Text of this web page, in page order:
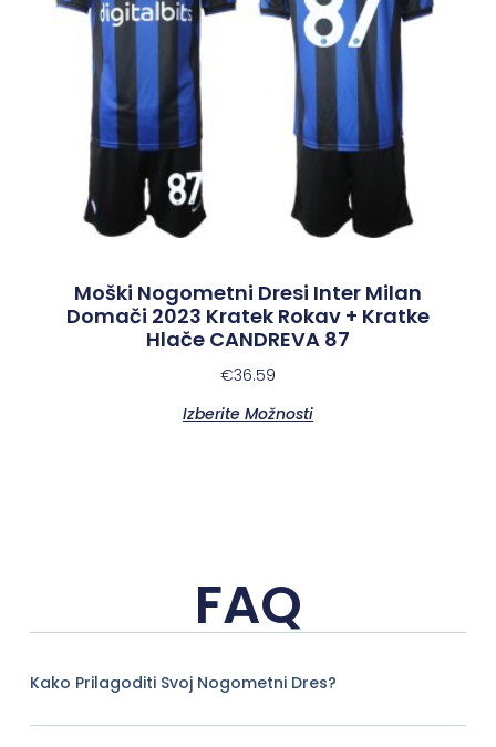
Moški Nogometni Dresi Inter Milan
Domači 2023 Kratek Rokav + Kratke
Hlače CANDREVA 87
€36.59
Izberite Možnosti
FAQ
Kako Prilagoditi Svoj Nogometni Dres?